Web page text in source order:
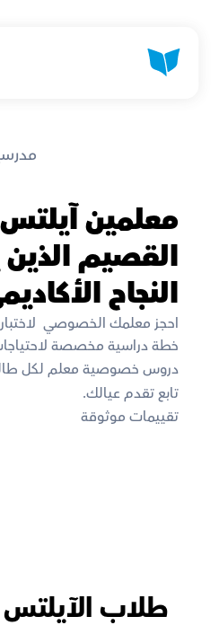
النجاح
خطة دراسية مخصصة
دروس خصوصية معلم لكل
تابع تقدم عيالك.
تقييمات موثوقة
طلاب الآيلتس